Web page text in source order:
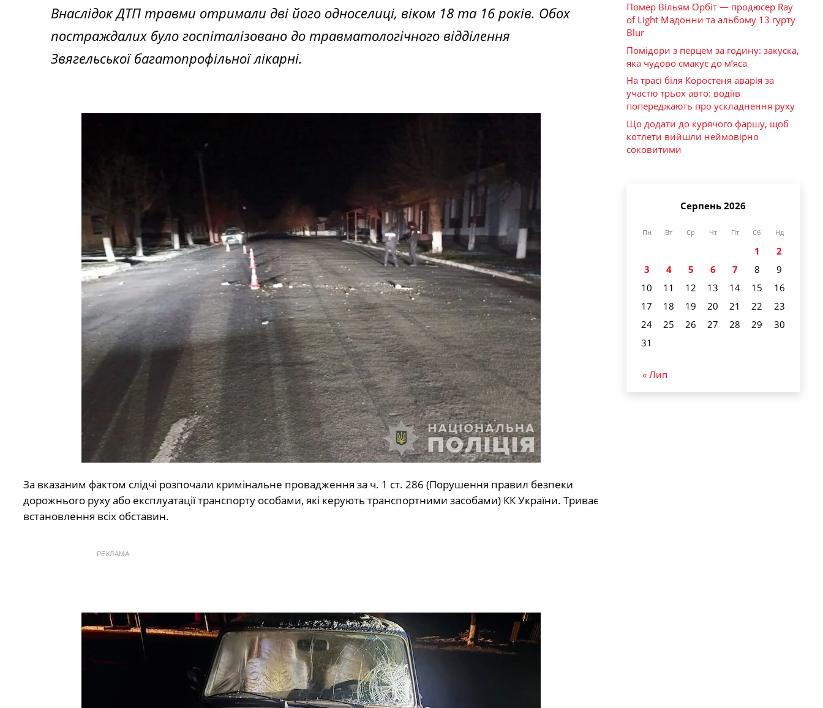
Внаслідок ДТП травми отримали дві його односелиці, віком 18 та 16 років. Обох
постраждалих було госпіталізовано до травматологічного відділення
Звягельської багатопрофільної лікарні.
За вказаним фактом слідчі розпочали кримінальне провадження за ч. 1 ст. 286 (Порушення правил безпеки
дорожнього руху або експлуатації транспорту особами, які керують транспортними засобами) КК України. Триває
встановлення всіх обставин.
РЕКЛАМА
Помер Вільям Орбіт — продюсер Ray
of Light Мадонни та альбому 13 гурту
Blur
Помідори з перцем за годину: закуска,
яка чудово смакує до м’яса
На трасі біля Коростеня аварія за
участю трьох авто: водіїв
попереджають про ускладнення руху
Що додати до курячого фаршу, щоб
котлети вийшли неймовірно
соковитими
Серпень 2026
Пн Вт Ср Чт Пт Сб Нд
1
2
3
4 5 6 7 8
9
10
11 12 13 14 15
16
17
18 19 20 21 22
23
24
25 26 27 28 29
30
31
« Лип